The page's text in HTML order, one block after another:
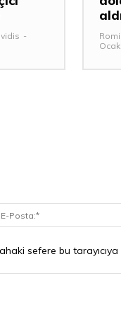
-
sefere bu